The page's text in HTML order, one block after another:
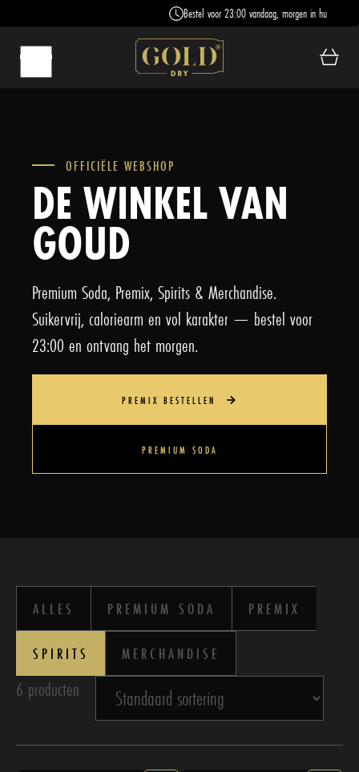
Bestel voor 23:00 vandaag, morgen in huis
OFFICIËLE WEBSHOP
DE WINKEL VAN
GOUD
Premium Soda, Premix, Spirits & Merchandise.
Suikervrij, caloriearm en vol karakter — bestel voor
23:00 en ontvang het morgen.
PREMIX BESTELLEN
PREMIUM SODA
ALLES PREMIUM SODA PREMIX
SPIRITS MERCHANDISE
6 producten